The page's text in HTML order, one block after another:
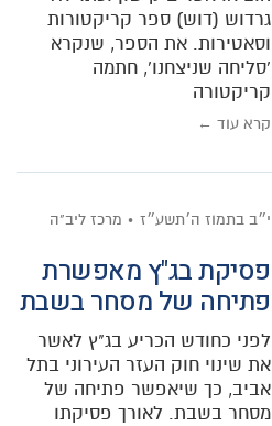
גרדוש (דוש) ספר קריקטורות
וסאטירות. את הספר, שנקרא
'סליחה שניצחנו', חתמה
קריקטורה
קרא עוד ←
י״ב בתמוז ה׳תשע״ז מרכז ליב"ה
פסיקת בג"ץ מאפשרת
פתיחה של מסחר בשבת
לפני כחודש הכריע בג"ץ לאשר
את שינוי חוק העזר העירוני בתל
אביב, כך שיאפשר פתיחה של
מסחר בשבת. לאורך פסיקתו